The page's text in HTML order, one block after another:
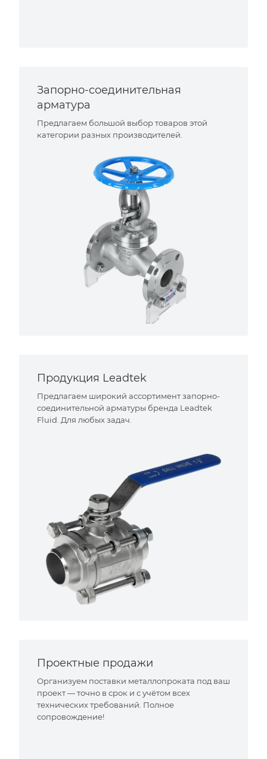
Запорно-соединительная
арматура
Предлагаем большой выбор товаров этой
категории разных производителей.
Продукция Leadtek
Предлагаем широкий ассортимент запорно-
соединительной арматуры бренда Leadtek
Fluid. Для любых задач.
Проектные продажи
Организуем поставки металлопроката под ваш
проект — точно в срок и с учётом всех
технических требований. Полное
сопровождение!